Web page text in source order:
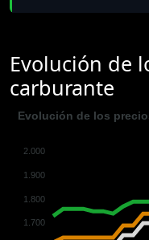
Evolución de
carburante
Evolución de los
2.000
1.900
1.800
1.700